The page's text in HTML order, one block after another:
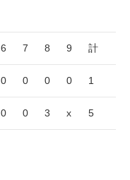
6 7 8 9 計
0 0 0 0 1
0 0 3 x 5